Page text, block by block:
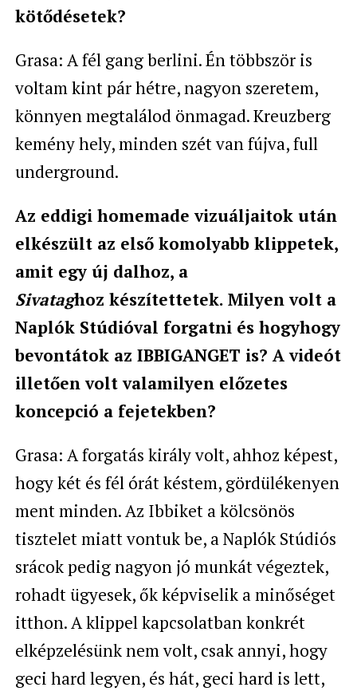
kötődésetek?
Grasa: A fél gang berlini. Én többször is
voltam kint pár hétre, nagyon szeretem,
könnyen megtalálod önmagad. Kreuzberg
kemény hely, minden szét van fújva, full
underground.
Az eddigi homemade vizuáljaitok után
elkészült az első komolyabb klippetek,
amit egy új dalhoz, a
Sivataghoz készítettetek. Milyen volt a
Naplók Stúdióval forgatni és hogyhogy
bevontátok az IBBIGANGET is? A videót
illetően volt valamilyen előzetes
koncepció a fejetekben?
Grasa: A forgatás király volt, ahhoz képest,
hogy két és fél órát késtem, gördülékenyen
ment minden. Az Ibbiket a kölcsönös
tisztelet miatt vontuk be, a Naplók Stúdiós
srácok pedig nagyon jó munkát végeztek,
rohadt ügyesek, ők képviselik a minőséget
itthon. A klippel kapcsolatban konkrét
elképzelésünk nem volt, csak annyi, hogy
geci hard legyen, és hát, geci hard is lett,